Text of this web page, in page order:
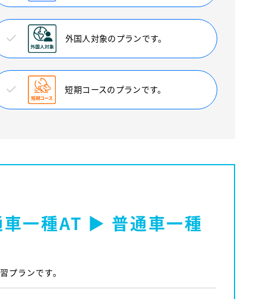
外国人対象のプランです。
短期コースのプランです。
一種AT ▶ 普通車一種
プランです。